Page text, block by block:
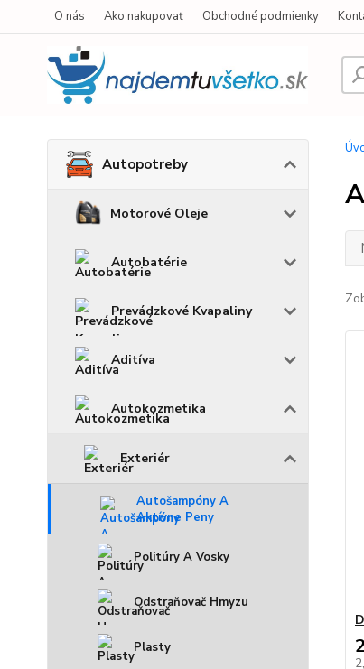
O nás Ako nakupovať Obchodné podmienky
Autopotreby
Motorové Oleje
Autobatérie
Prevádzkové Kvapaliny
Aditíva
Autokozmetika
Exteriér
Autošampóny A
Aktívne Peny
Politúry A Vosky
Odstraňovač Hmyzu
Plasty